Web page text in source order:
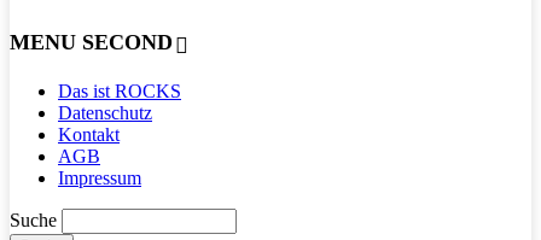
MENU SECOND
Das ist ROCKS
Datenschutz
Kontakt
AGB
Impressum
Suche